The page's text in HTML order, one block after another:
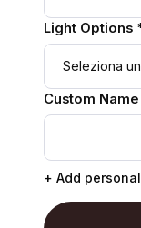
Light Options
Custom
+ Add